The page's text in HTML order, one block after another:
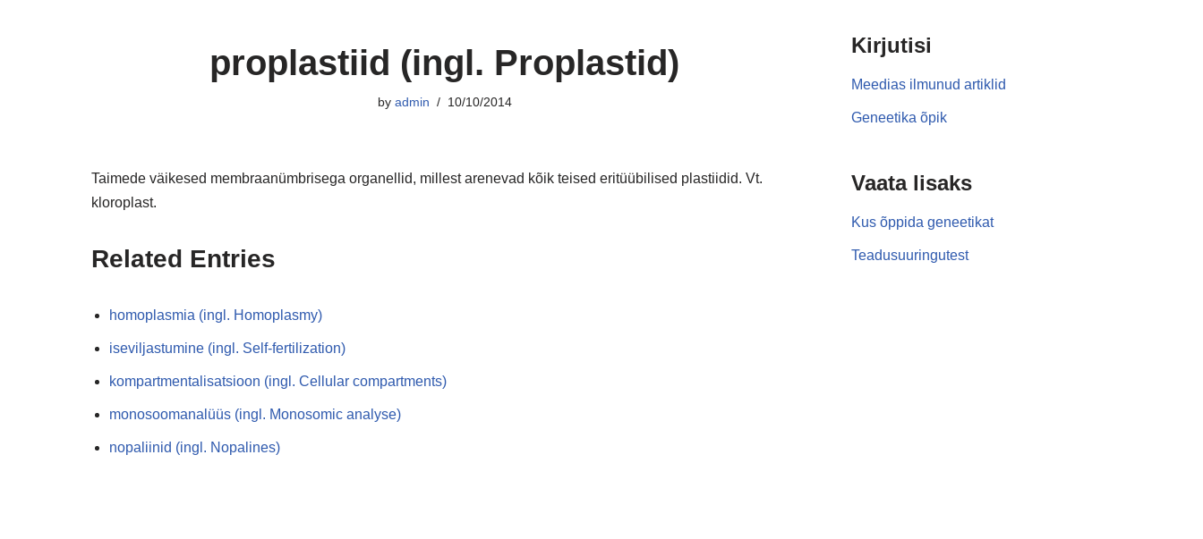
proplastiid (ingl. Proplastid)
by admin 10/10/2014
Taimede väikesed membraanümbrisega organellid, millest arenevad kõik teised eritüübilised plastiidid. Vt.
kloroplast.
Related Entries
homoplasmia (ingl. Homoplasmy)
iseviljastumine (ingl. Self-fertilization)
kompartmentalisatsioon (ingl. Cellular compartments)
monosoomanalüüs (ingl. Monosomic analyse)
nopaliinid (ingl. Nopalines)
Kirjutisi
Meedias ilmunud artiklid
Geneetika õpik
Vaata lisaks
Kus õppida geneetikat
Teadusuuringutest